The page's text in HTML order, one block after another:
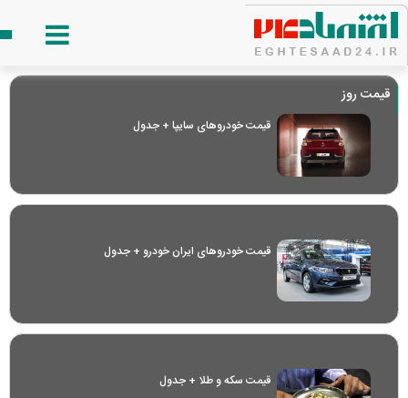
قیمت روز
قیمت خودرو‌های سایپا + جدول
قیمت خودرو‌های ایران خودرو + جدول
قیمت سکه و طلا + جدول